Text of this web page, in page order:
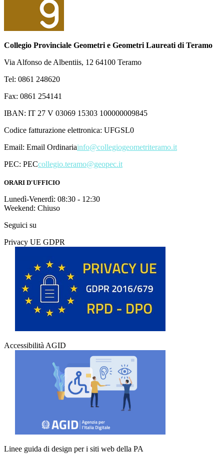
Collegio Provinciale Geometri e Geometri Laureati di Teramo
Via Alfonso de Albentiis, 12 64100 Teramo
Tel: 0861 248620
Fax: 0861 254141
IBAN: IT 27 V 03069 15303 100000009845
Codice fatturazione elettronica: UFGSL0
Email: Email Ordinariainfo@collegiogeometriteramo.it
PEC: PECcollegio.teramo@geopec.it
ORARI D'UFFICIO
Lunedì-Venerdì: 08:30 - 12:30
Weekend: Chiuso
Seguici su
Privacy UE GDPR
Accessibilità AGID
Linee guida di design per i siti web della PA